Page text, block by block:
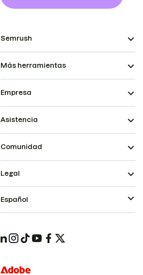
Semrush
Más herramientas
Empresa
Asistencia
Comunidad
Legal
Español